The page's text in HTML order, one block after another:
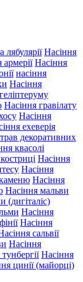
лябулярії Насіння
Насіння
насіння
Насіння
Насіння гравілату
Насіння
ехеверія
декоративних
квасолі
Насіння
Насіння
Насіння
Насіння мальви
(дигіталіс)
Насіння
Насіння
сальвії
Насіння
Насіння
цинії (майорці)